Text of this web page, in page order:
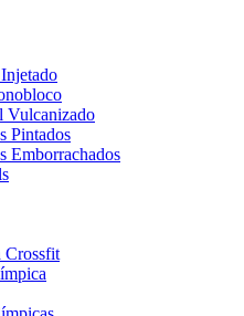
Vulcanizado
Pintados
Emborrachados
Crossfit